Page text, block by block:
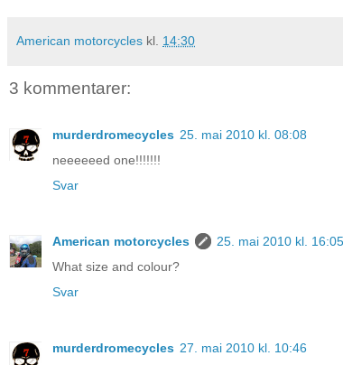
American motorcycles kl. 14:30
3 kommentarer:
murderdromecycles 25. mai 2010 kl. 08:08
neeeeeed one!!!!!!!
Svar
American motorcycles
25. mai 2010 kl. 16:05
What size and colour?
Svar
murderdromecycles 27. mai 2010 kl. 10:46